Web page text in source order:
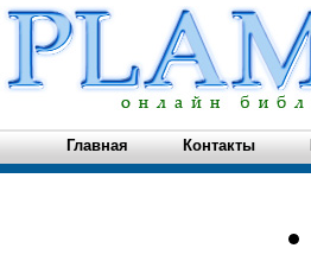
Главная Контакты